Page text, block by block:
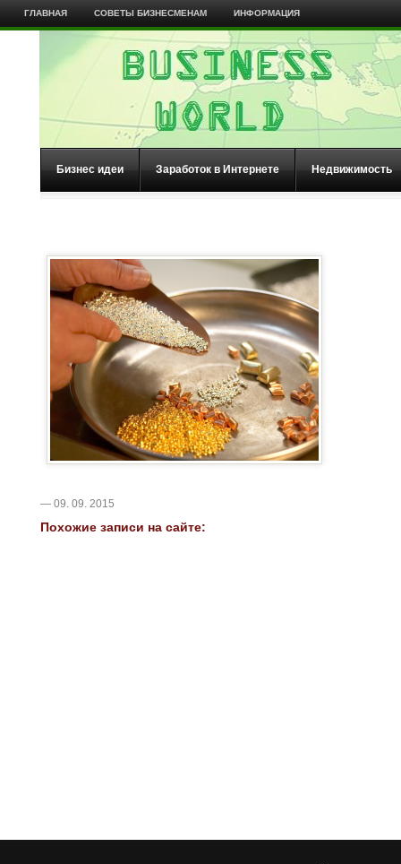
ГЛАВНАЯ СОВЕТЫ БИЗНЕСМЕНАМ ИНФОРМАЦИЯ
Бизнес идеи Заработок в Интернете Недвижимость
— 09. 09. 2015
Похожие записи на сайте: